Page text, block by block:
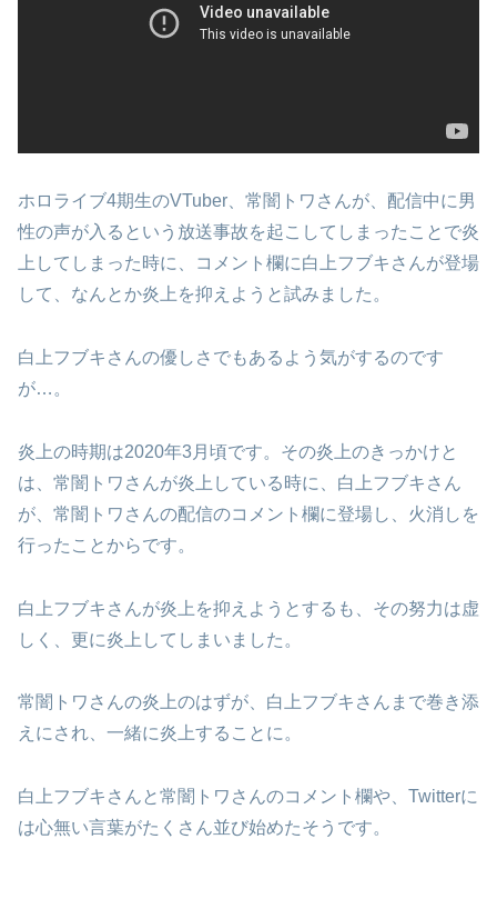
ホロライブ4期生のVTuber、常闇トワさんが、配信中に男
性の声が入るという放送事故を起こしてしまったことで炎
上してしまった時に、コメント欄に白上フブキさんが登場
して、なんとか炎上を抑えようと試みました。
白上フブキさんの優しさでもあるよう気がするのです
が…。
炎上の時期は2020年3月頃です。その炎上のきっかけと
は、常闇トワさんが炎上している時に、白上フブキさん
が、常闇トワさんの配信のコメント欄に登場し、火消しを
行ったことからです。
白上フブキさんが炎上を抑えようとするも、その努力は虚
しく、更に炎上してしまいました。
常闇トワさんの炎上のはずが、白上フブキさんまで巻き添
えにされ、一緒に炎上することに。
白上フブキさんと常闇トワさんのコメント欄や、Twitterに
は心無い言葉がたくさん並び始めたそうです。